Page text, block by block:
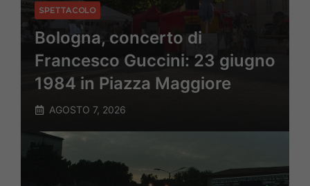
SPETTACOLO
Bologna, concerto di
Francesco Guccini: 23 giugno
1984 in Piazza Maggiore
AGOSTO 7, 2026